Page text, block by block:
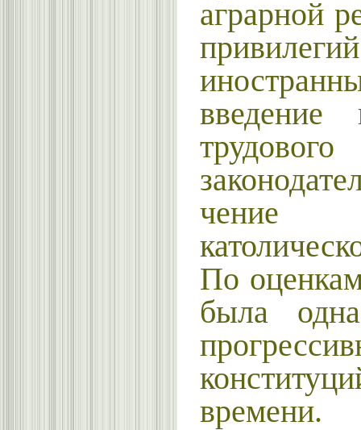
аграрной
введение
трудового
чение
По
была
времени.